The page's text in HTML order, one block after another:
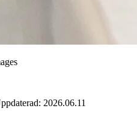
2026.06.11